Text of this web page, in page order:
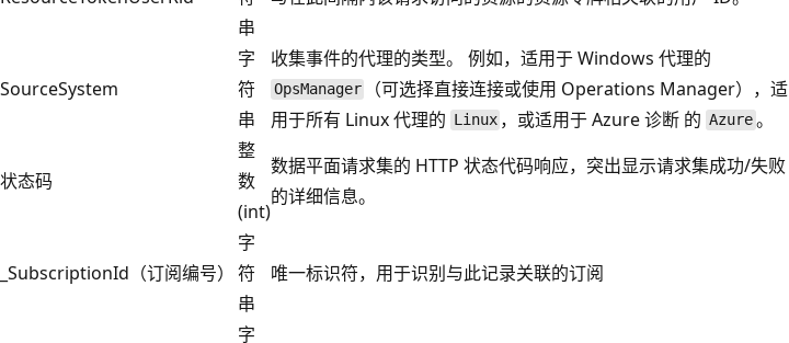
串
SourceSystem
字
符
串
收集事件的代理的类型。 例如，适用于 Windows 代理的
OpsManager
（可选择直接连接或使用 Operations Manager），适
用于所有 Linux 代理的 Linux ，或适用于 Azure 诊断 的Azure。
状态码
整
数
(int)
数据平面请求集的 HTTP 状态代码响应，突出显示请求集成功/失败
的详细信息。
_SubscriptionId（订阅编号）
字
符
串
唯一标识符，用于识别与此记录关联的订阅
字